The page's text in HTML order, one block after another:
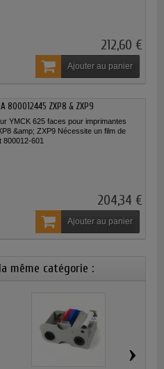
212,60 €
Ajouter au panier
800012445 ZXP8 & ZXP9
YMCK 625 faces pour imprimantes
&amp; ZXP9 Nécessite un film de
800012-601
204,34 €
Ajouter au panier
même catégorie :
›